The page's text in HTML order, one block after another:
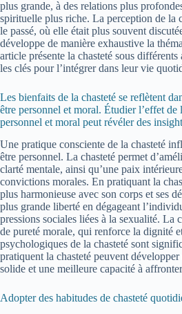
plus grande, à des relations plus
spirituelle plus riche. La perception de la
le passé, où elle était plus souvent
développe de manière exhaustive la
article présente la chasteté sous
les clés pour l’intégrer dans leur vie
Les bienfaits de la chasteté se reflètent
être personnel et moral. Étudier l’effet de
personnel et moral peut révéler des
Une pratique consciente de la chasteté
être personnel. La chasteté permet
clarté mentale, ainsi qu’une paix
convictions morales. En pratiquant la
plus harmonieuse avec son corps et ses
plus grande liberté en dégageant
pressions sociales liées à la sexualité. La
de pureté morale, qui renforce la dignité
psychologiques de la chasteté sont
pratiquent la chasteté peuvent
solide et une meilleure capacité à
Adopter des habitudes de chasteté